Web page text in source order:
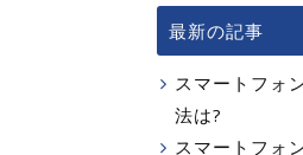
最新の記事
スマートフォ
法は?
スマートフォ